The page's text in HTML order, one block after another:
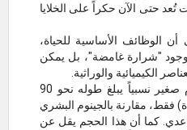
حتى الآن حكراً على الخلايا
الوظائف الأساسية للحياة،
وجود "شرارة غامضة"، بل يمكن
الكيميائية والوراثية.
وتتميز خلية SpudCell بجينوم صغير نسبياً يبلغ طوله نحو 90
(90 كيلو قاعدة) فقط، مقارنة بالجينوم البشري
زوج قاعدي. كما أن هذا الحجم يقل عن